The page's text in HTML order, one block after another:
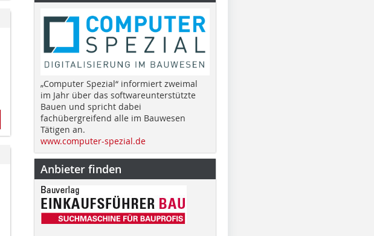
„Computer Spezial“ informiert zweimal
im Jahr über das softwareunterstützte
Bauen und spricht dabei
fachübergreifend alle im Bauwesen
Tätigen an.
www.computer-spezial.de
Anbieter finden